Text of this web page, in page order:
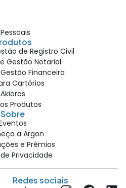
de Registro Civil
Gestão Notarial
Financeira
Cartórios
Akioras
Produtos
Sobre
a Argon
e Prêmios
Privacidade
Redes sociais